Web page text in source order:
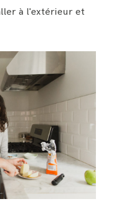
à l'extérieur et